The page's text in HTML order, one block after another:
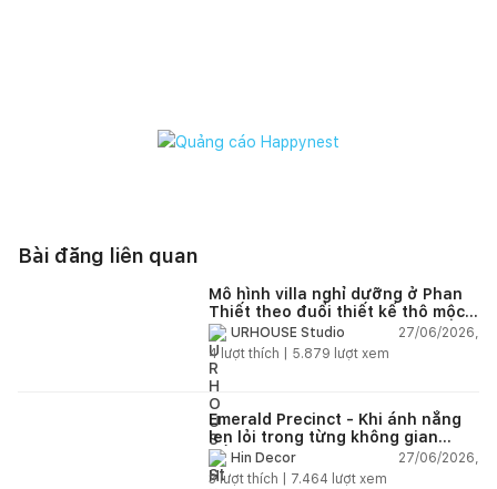
Bài đăng liên quan
Mô hình villa nghỉ dưỡng ở Phan
Thiết theo đuổi thiết kế thô mộc
và vẻ đẹp nguyên bản
URHOUSE Studio
27/06/2026,
4lượt thích | 5.879 lượt xem
Emerald Precinct - Khi ánh nắng
len lỏi trong từng không gian
sốngHin Decor
27/06/2026,
3lượt thích | 7.464 lượt xem